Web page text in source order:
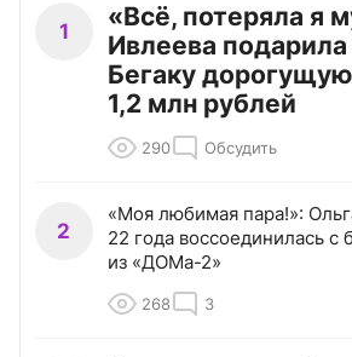
1
«Всё, потеряла я
Ивлеева
Бегаку
1,2 млн рублей
290 Обсудить
2
«Моя любимая пара!»:
22 года воссоединилась
из «ДОМа-2»
268 3